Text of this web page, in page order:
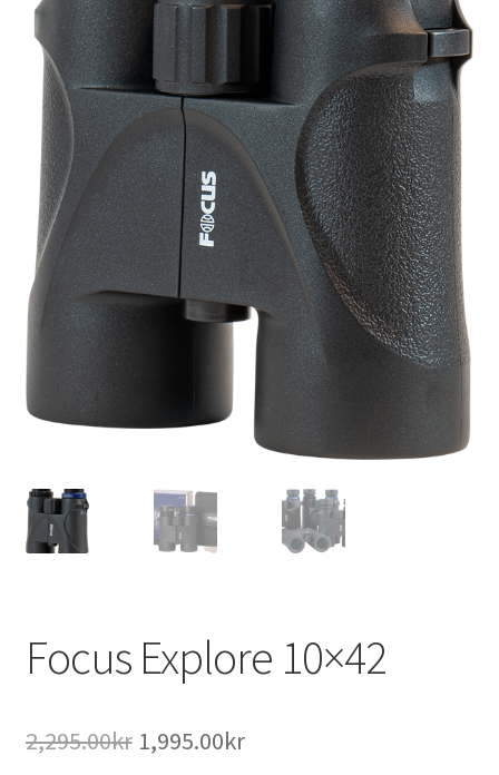
B.A Foto i Lund
Kontakta Oss
Focus Explore 10×42
2,295.00kr Det
1,995.00krDet